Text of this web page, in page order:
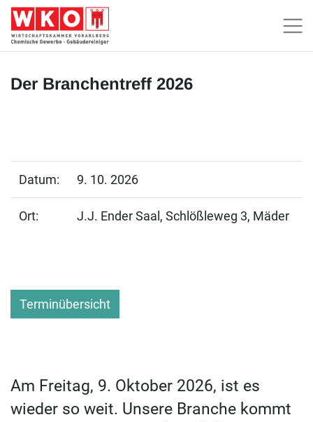
Der Branchentreff 2026
Datum: 9. 10. 2026
Ort: J.J. Ender Saal, Schlößleweg 3, Mäder
Terminübersicht
Am Freitag, 9. Oktober 2026, ist es
wieder so weit. Unsere Branche kommt